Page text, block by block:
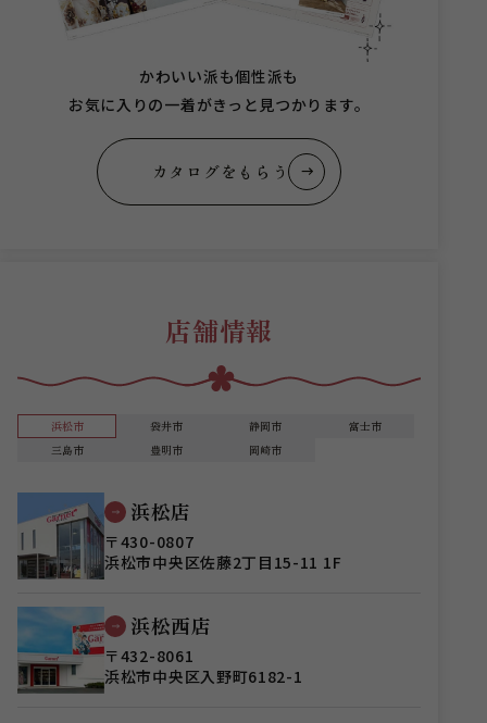
かわいい派も個性派も
お気に入りの一着がきっと見つかります。
カタログをもらう
店舗情報
浜松市 袋井市 静岡市
富士市
三島市
豊明市 岡崎市
浜松店
〒430-0807
浜松市中央区佐藤2丁目15-11 1F
浜松西店
〒432-8061
浜松市中央区入野町6182-1